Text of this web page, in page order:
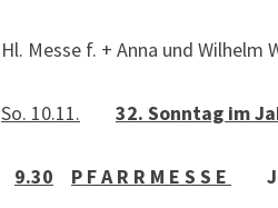
Hl. Messe f. + Anna und
So. 10.11. 32. Sonntag im
9.30 P F A R R M E S S E